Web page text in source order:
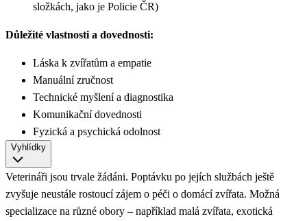
složkách, jako je Policie ČR)
Důležité vlastnosti a dovednosti:
Láska k zvířatům a empatie
Manuální zručnost
Technické myšlení a diagnostika
Komunikační dovednosti
Fyzická a psychická odolnost
Vyhlídky
Veterináři jsou trvale žádáni. Poptávku po jejích službách ještě
zvyšuje neustále rostoucí zájem o péči o domácí zvířata. Možná
specializace na různé obory – například malá zvířata, exotická